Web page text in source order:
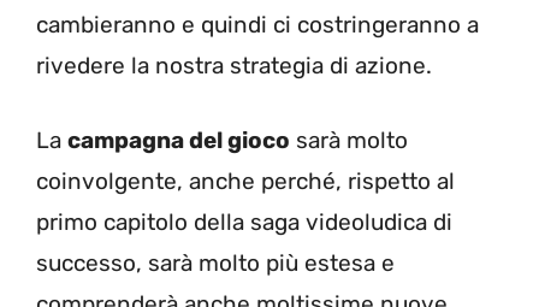
cambieranno e quindi ci costringeranno a
rivedere la nostra strategia di azione.
La campagna del gioco sarà molto
coinvolgente, anche perché, rispetto al
primo capitolo della saga videoludica di
successo, sarà molto più estesa e